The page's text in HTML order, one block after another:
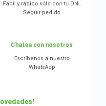
Fácil y rápido sólo con tu DNI.
Seguir pedido
Chatea con nosotros
Escríbenos a nuestro
WhatsApp